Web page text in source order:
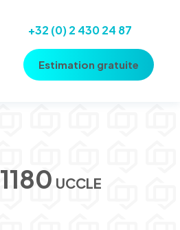
+32 (0) 2 430 24 87
Estimation gratuite
1180 UCCLE